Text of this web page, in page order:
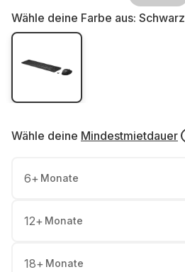
Wähle deine Farbe aus: Schwarz
Wähle deine Mindestmietdauer
6+ Monate
12+ Monate
18+ Monate